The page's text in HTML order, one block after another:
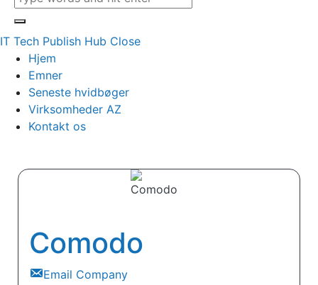
IT Tech Publish Hub Close
Hjem
Emner
Seneste hvidbøger
Virksomheder AZ
Kontakt os
Comodo
Email Company